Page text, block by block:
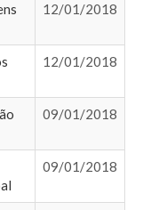
12/01/2018
12/01/2018
09/01/2018
09/01/2018